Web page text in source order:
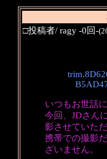
□投稿者/ ragy -0回-
いつもお世話
今回、JDさん
影させていた
携帯での撮影
ざいません。